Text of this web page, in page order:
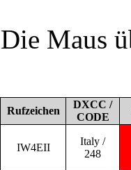
Die Maus
Rufzeichen
DXCC /
CODE
IW4EII
Italy /
248